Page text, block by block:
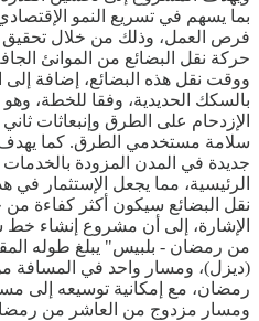
بما يسهم في تسريع النمو
فرص العمل، وذلك من خلال
حركة نقل البضائع من الموانئ
ووقت نقل هذه البضائع، إضافة
بالسكك الحديدية، وفقا للخطة،
الإزدحام على الطرق وإنبعاثات
سلامة مستخدمي الطرق. كما
جديدة في المدن المزودة
الرئيسية، مما يجعل الإستثمار في
نقل البضائع سيكون أكثر كفاءة من
الإشارة، إلى أن مشروع إنشاء خط
(ديزل)، ومسار واحد في المسافة
رمضان، مع إمكانية توسيعه إلى
ومسار مزدوج من العاشر من